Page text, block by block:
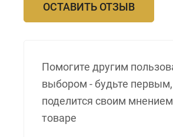
ОСТАВИТЬ ОТЗЫВ
Помогите другим
выбором - будьте
поделится своим
товаре